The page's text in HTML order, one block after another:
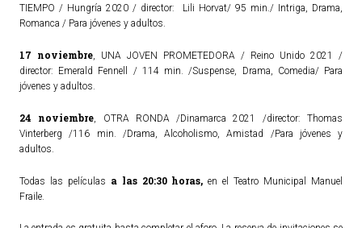
TIEMPO / Hungría 2020 / director: Lili Horvat/ 95 min./ Intriga, Drama,
Romanca / Para jóvenes y adultos.
17 noviembre, UNA JOVEN PROMETEDORA / Reino Unido 2021 /
director: Emerald Fennell / 114 min. /Suspense, Drama, Comedia/ Para
jóvenes y adultos.
24 noviembre, OTRA RONDA /Dinamarca 2021 /director: Thomas
Vinterberg /116 min. /Drama, Alcoholismo, Amistad /Para jóvenes y
adultos.
Todas las películas a las 20:30 horas, en el Teatro Municipal Manuel
Fraile.